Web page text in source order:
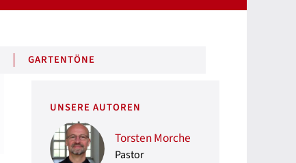
GARTENTÖNE
UNSERE AUTOREN
Torsten Morche
Pastor